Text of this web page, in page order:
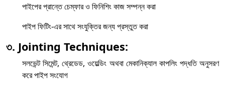
পাইপের প্রান্তে চেম্ফার ও ফিনিশিং কাজ সম্পন্ন করা
পাইপ ফিটিং-এর সাথে সংযুক্তির জন্য প্রস্তুত করা
৩. Jointing Techniques:
সলভেন্ট সিমেন্ট, থ্রেডেড, ওয়েল্ডিং অথবা মেকানিক্যাল কাপলিং পদ্ধতি অনুসরণ
করে পাইপ সংযোগ